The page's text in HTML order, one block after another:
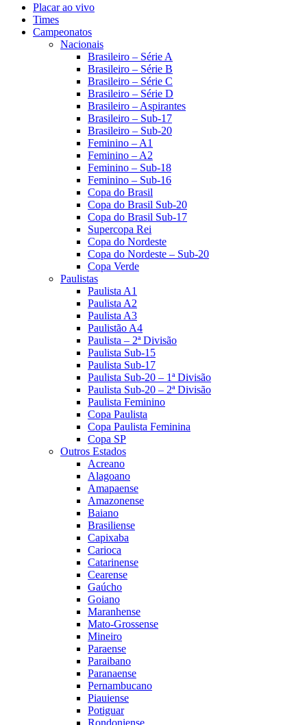
Placar ao vivo
Times
Campeonatos
Nacionais
Brasileiro – Série A
Brasileiro – Série B
Brasileiro – Série C
Brasileiro – Série D
Brasileiro – Aspirantes
Brasileiro – Sub-17
Brasileiro – Sub-20
Feminino – A1
Feminino – A2
Feminino – Sub-18
Feminino – Sub-16
Copa do Brasil
Copa do Brasil Sub-20
Copa do Brasil Sub-17
Supercopa Rei
Copa do Nordeste
Copa do Nordeste – Sub-20
Copa Verde
Paulistas
Paulista A1
Paulista A2
Paulista A3
Paulistão A4
Paulista – 2ª Divisão
Paulista Sub-15
Paulista Sub-17
Paulista Sub-20 – 1ª Divisão
Paulista Sub-20 – 2ª Divisão
Paulista Feminino
Copa Paulista
Copa Paulista Feminina
Copa SP
Outros Estados
Acreano
Alagoano
Amapaense
Amazonense
Baiano
Brasiliense
Capixaba
Carioca
Catarinense
Cearense
Gaúcho
Goiano
Maranhense
Mato-Grossense
Mineiro
Paraense
Paraibano
Paranaense
Pernambucano
Piauiense
Potiguar
Rondoniense